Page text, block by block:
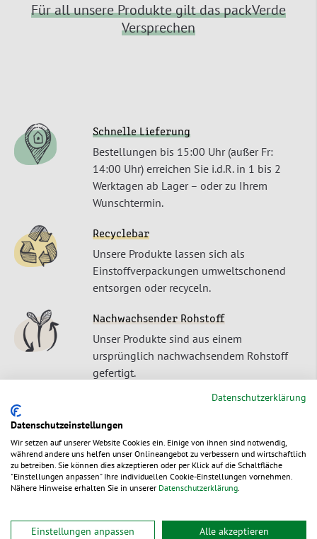
Für all unsere Produkte gilt das packVerde
Versprechen
Schnelle Lieferung
Bestellungen bis 15:00 Uhr (außer Fr:
14:00 Uhr) erreichen Sie i.d.R. in 1 bis 2
Werktagen ab Lager – oder zu Ihrem
Wunschtermin.
Recyclebar
Unsere Produkte lassen sich als
Einstoffverpackungen umweltschonend
entsorgen oder recyceln.
Nachwachsender Rohstoff
Unser Produkte sind aus einem
ursprünglich nachwachsendem Rohstoff
gefertigt.
Produktbeschreibung
Datenschutzerklärung
Datenschutzeinstellungen
Wir setzen auf unserer Website Cookies ein. Einige von ihnen sind notwendig,
während andere uns helfen unser Onlineangebot zu verbessern und wirtschaftlich
zu betreiben. Sie können dies akzeptieren oder per Klick auf die Schaltfläche
"Einstellungen anpassen" Ihre individuellen Cookie-Einstellungen vornehmen.
Nähere Hinweise erhalten Sie in unserer Datenschutzerklärung
Einstellungen anpassen Alle akzeptieren